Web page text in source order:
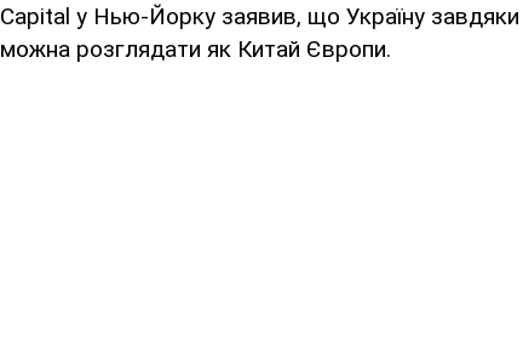
Capital у Нью-Йорку заявив, що Україну завдяки
можна розглядати як Китай Європи.